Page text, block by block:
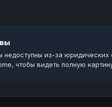
недоступны из-за юридических
чтобы видеть полную